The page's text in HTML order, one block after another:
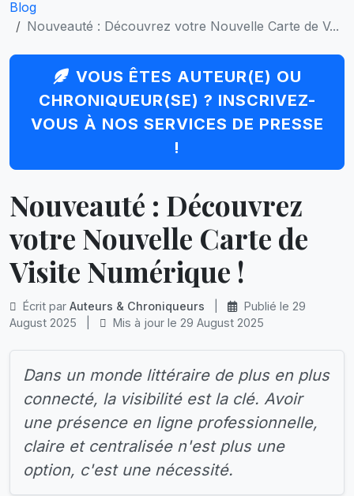
Blog
Nouveauté : Découvrez votre Nouvelle Carte de V...
VOUS ÊTES AUTEUR(E) OU
CHRONIQUEUR(SE) ? INSCRIVEZ-
VOUS À NOS SERVICES DE PRESSE
!
Nouveauté : Découvrez
votre Nouvelle Carte de
Visite Numérique !
Écrit par Auteurs & Chroniqueurs
Publié le 29
August 2025
Mis à jour le 29 August 2025
Dans un monde littéraire de plus en plus
connecté, la visibilité est la clé. Avoir
une présence en ligne professionnelle,
claire et centralisée n'est plus une
option, c'est une nécessité.